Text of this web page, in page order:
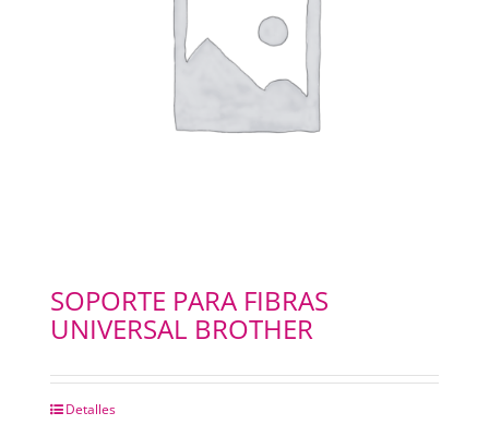
SOPORTE PARA FIBRAS
UNIVERSAL BROTHER
Detalles